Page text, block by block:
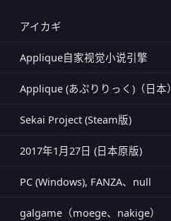
アイカギ
Applique自家视觉小说引擎
Applique (あぷりりっく)（日本）
Sekai Project (Steam版)
2017年1月27日 (日本原版)
PC (Windows), FANZA、null
galgame（moege、nakige）